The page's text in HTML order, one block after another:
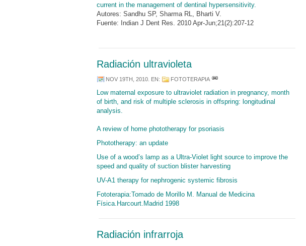
current in the management of dentinal hypersensitivity.
Autores: Sandhu SP, Sharma RL, Bharti V.
Fuente: Indian J Dent Res. 2010 Apr-Jun;21(2):207-12
Radiación ultravioleta
NOV 19TH, 2010 . EN: FOTOTERAPIA
Low maternal exposure to ultraviolet radiation in pregnancy, month
of birth, and risk of multiple sclerosis in offspring: longitudinal
analysis.
A review of home phototherapy for psoriasis
Phototherapy: an update
Use of a wood’s lamp as a Ultra-Violet light source to improve the
speed and quality of suction blister harvesting
UV-A1 therapy for nephrogenic systemic fibrosis
Fototerapia:Tomado de Morillo M. Manual de Medicina
Física.Harcourt.Madrid 1998
Radiación infrarroja